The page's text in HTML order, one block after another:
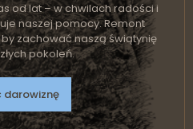
od lat – w chwilach radości i
naszej pomocy. Remont
zachować naszą świątynię
pokoleń.
darowiznę